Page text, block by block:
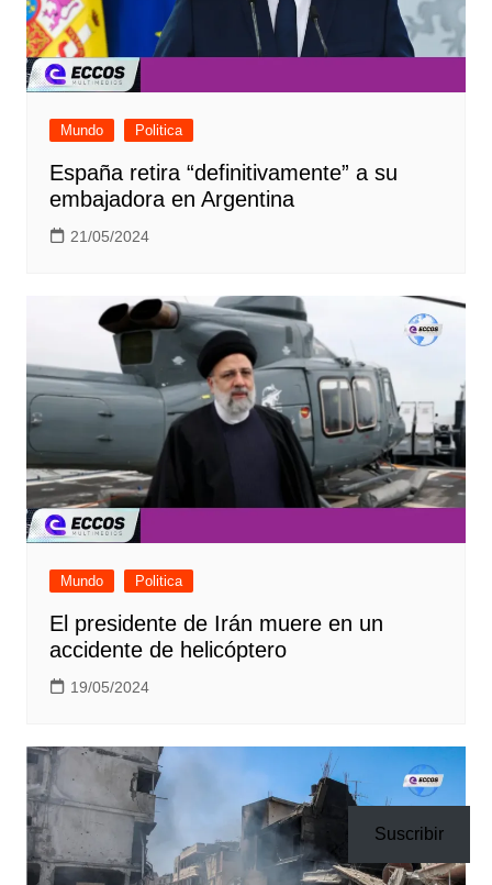
Mundo Politica
España retira “definitivamente” a su
embajadora en Argentina
21/05/2024
Mundo Politica
El presidente de Irán muere en un
accidente de helicóptero
19/05/2024
Suscribir